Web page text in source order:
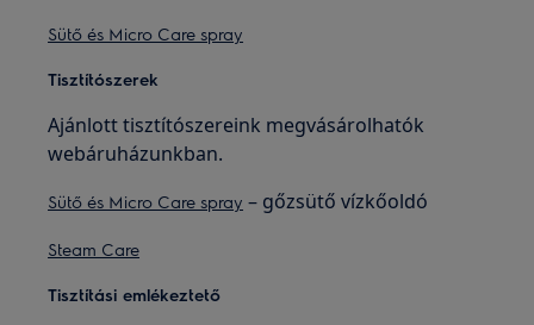
Sütő és Micro Care spray
Tisztítószerek
Ajánlott tisztítószereink megvásárolhatók
webáruházunkban.
Sütő és Micro Care spray – gőzsütő vízkőoldó
Steam Care
Tisztítási emlékeztető